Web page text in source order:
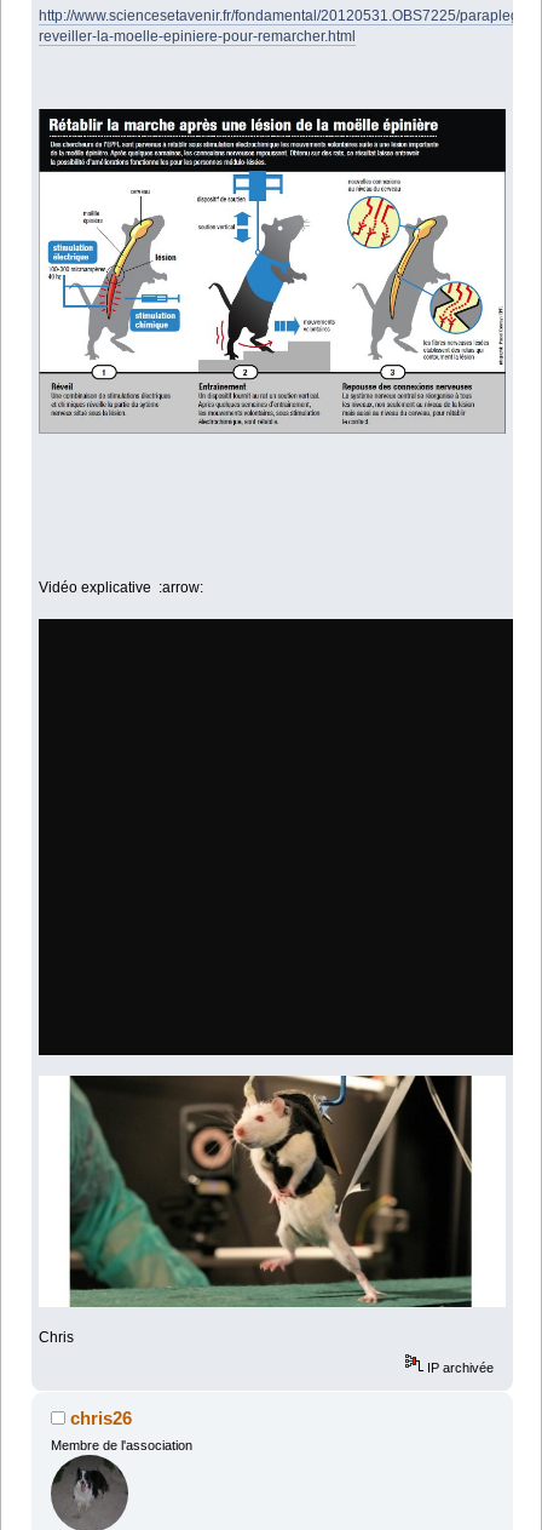
http://www.sciencesetavenir.fr/fondamental/20120531.OBS7225/paraplegie-
reveiller-la-moelle-epiniere-pour-remarcher.html
Vidéo explicative :arrow:
Chris
IP archivée
chris26
Membre de l'association